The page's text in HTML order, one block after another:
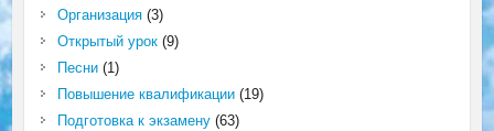
Организация(3)
Открытый урок(9)
Песни(1)
Повышение квалификации(19)
Подготовка к экзамену(63)